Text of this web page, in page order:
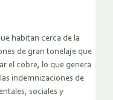
habitan cerca de la
de gran tonelaje que
el cobre, lo que genera
indemnizaciones de
sociales y